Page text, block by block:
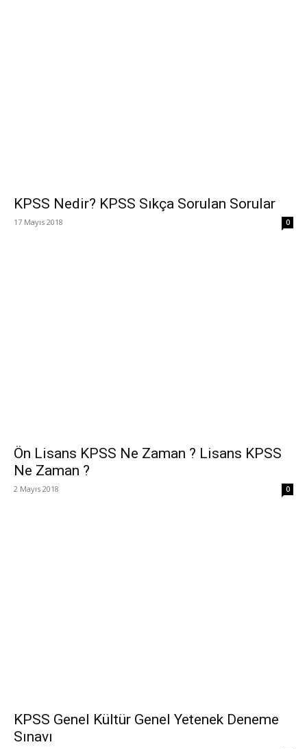
KPSS Nedir? KPSS Sıkça Sorulan Sorular
17 Mayıs 2018 0
Ön Lisans KPSS Ne Zaman ? Lisans KPSS
Ne Zaman ?
2 Mayıs 2018 0
KPSS Genel Kültür Genel Yetenek Deneme
Sınavı